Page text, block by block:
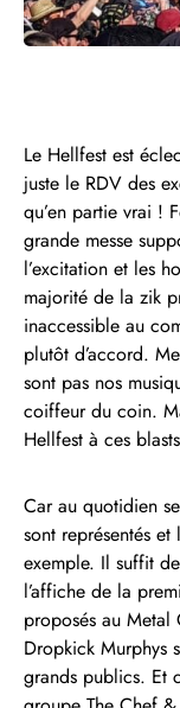
Le Hellfest est
juste le RDV des
qu’en partie vrai !
grande messe
l’excitation et les
majorité de la zik
inaccessible au
plutôt d’accord.
sont pas nos
coiffeur du coin.
Hellfest à ces
Car au quotidien
sont représentés
exemple. Il suffit
l’affiche de la
proposés au Metal
Dropkick Murphys
grands publics. Et